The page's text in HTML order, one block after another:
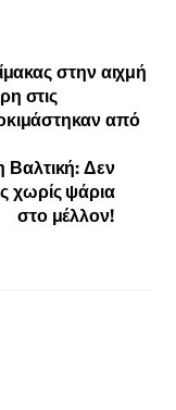
στην αιχμή
στις
από
Βαλτική: Δεν
χωρίς ψάρια
στο μέλλον!